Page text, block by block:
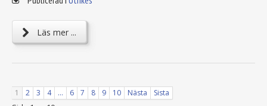
Läs mer ...
1 2 3 4 ... 6 7 8 9 10 Nästa Sista